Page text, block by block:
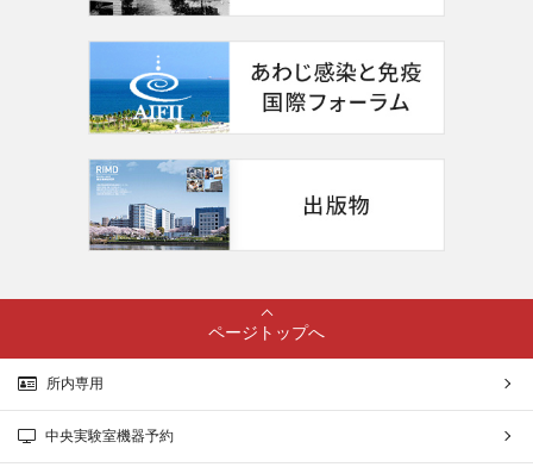
ページトップへ
所内専用
中央実験室機器予約